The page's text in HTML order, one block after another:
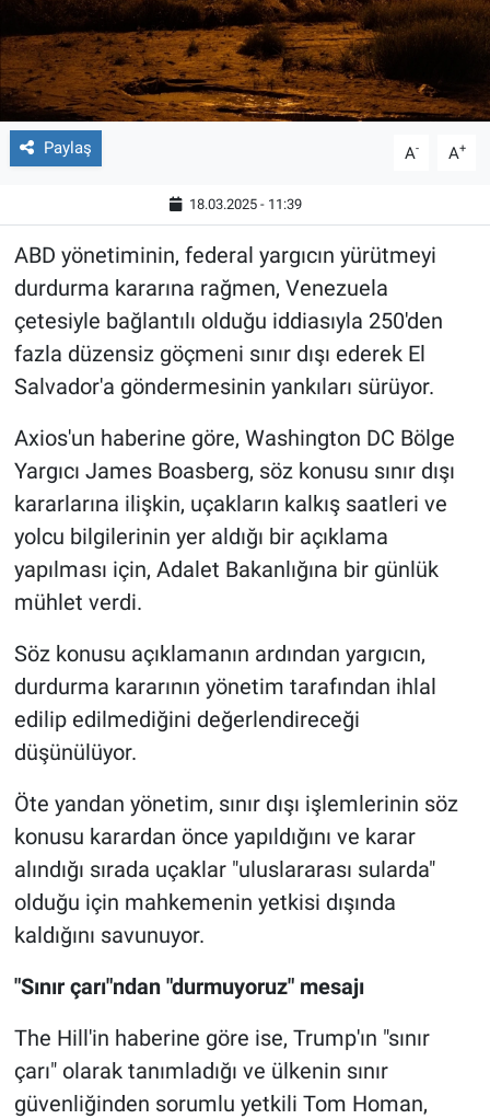
Paylaş A- A+
18.03.2025 - 11:39
ABD yönetiminin, federal yargıcın yürütmeyi
durdurma kararına rağmen, Venezuela
çetesiyle bağlantılı olduğu iddiasıyla 250'den
fazla düzensiz göçmeni sınır dışı ederek El
Salvador'a göndermesinin yankıları sürüyor.
Axios'un haberine göre, Washington DC Bölge
Yargıcı James Boasberg, söz konusu sınır dışı
kararlarına ilişkin, uçakların kalkış saatleri ve
yolcu bilgilerinin yer aldığı bir açıklama
yapılması için, Adalet Bakanlığına bir günlük
mühlet verdi.
Söz konusu açıklamanın ardından yargıcın,
durdurma kararının yönetim tarafından ihlal
edilip edilmediğini değerlendireceği
düşünülüyor.
Öte yandan yönetim, sınır dışı işlemlerinin söz
konusu karardan önce yapıldığını ve karar
alındığı sırada uçaklar "uluslararası sularda"
olduğu için mahkemenin yetkisi dışında
kaldığını savunuyor.
"Sınır çarı"ndan "durmuyoruz" mesajı
The Hill'in haberine göre ise, Trump'ın "sınır
çarı" olarak tanımladığı ve ülkenin sınır
güvenliğinden sorumlu yetkili Tom Homan,